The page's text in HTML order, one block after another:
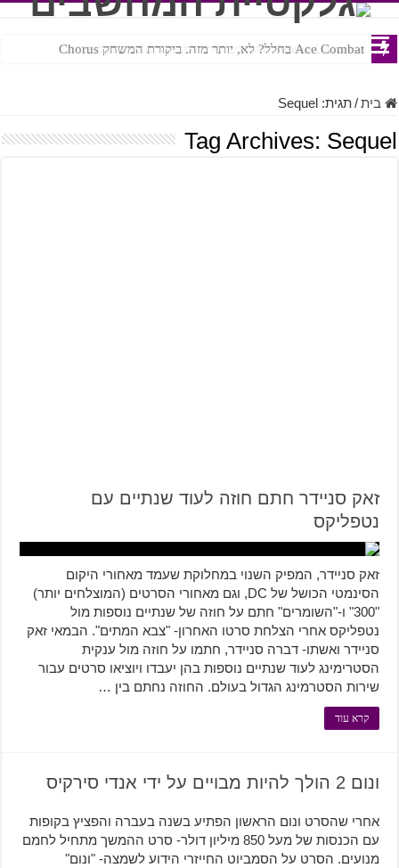
Ace Combat בחלל? לא, יותר מזה. ביקורת המשחק Chorus
Steven Universe והשירים שתורגמו בצורה נוראית לעברית
בית/תגית:Sequel
Tag Archives: Sequel
זאק סניידר חתם חוזה לעוד שנתיים עם
נטפליקס
זאק סניידר, המפיק השנוי במחלוקת שעמד מאחורי היקום
הסינמטי הכושל של DC, וגם מאחורי הסרטים (המוצלחים יותר)
"300" ו-"השומרים" חתם על חוזה של שנתיים נוספות מול
נטפליקס אחרי הצלחת סרטו האחרון- "צבא המתים". הבמאי זאק
סניידר ואשתו- דברה סניידר, חתמו על חוזה מול ענקית
הסטרימינג לעוד שנתיים נוספות בהן יעבדו ויוציאו סרטים עבור
שירות הסטרמינג הגדול בעולם. החוזה נחתם בין …
קרא עוד
ונום 2 הולך להיות מבויים על ידי אנדי סירקיס
אחרי שהסרט ונום הראשון הפתיע בשנה בעברה והפציץ בקופות
עם הכנסות של מעל 850 מיליון דולר- סרט ההמשך מתחיל לחמם
מנועים. הסרט על הסמביוט החייזרי הידוע לשמצה- "ונום"